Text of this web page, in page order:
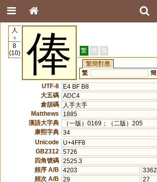
人
9
8
(10)
俸 繁 簡 港
繁簡對應
繁
簡
UTF-8
E4 BF B8
大五碼 ADC4
倉頡碼
人手大手
Matthews
1885
漢語大字典
（一版）0169；（二版）205
康熙字典 34
Unicode
U+4FF8
GB2312
5726
四角號碼 2525.3
頻序 A/B
4203
3362
頻次 A/B
29
27